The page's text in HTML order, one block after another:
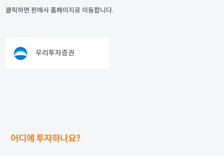
클릭하면 판매사 홈페이지로 이동합니다.
우리투자증권
어디에 투자하나요?